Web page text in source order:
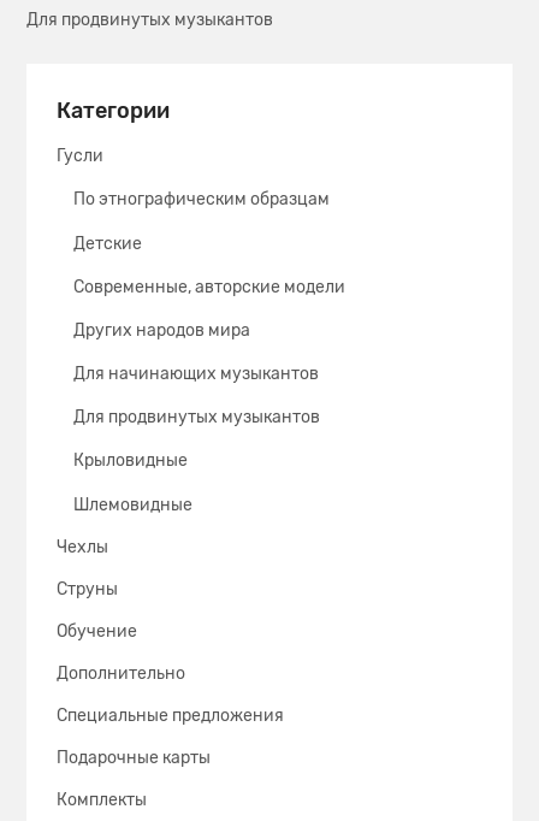
Категории
Гусли
По этнографическим образцам
Детские
Современные, авторские модели
Других народов мира
Для начинающих музыкантов
Для продвинутых музыкантов
Крыловидные
Шлемовидные
Чехлы
Струны
Обучение
Дополнительно
Специальные предложения
Подарочные карты
Комплекты
Для продвинутых музыкантов